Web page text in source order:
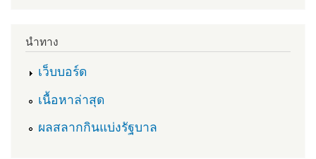
นำทาง
เว็บบอร์ด
เนื้อหาล่าสุด
ผลสลากกินแบ่งรัฐบาล